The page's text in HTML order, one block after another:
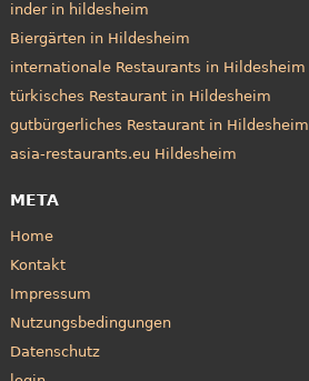
inder in hildesheim
Biergärten in Hildesheim
internationale Restaurants in Hildesheim
türkisches Restaurant in Hildesheim
gutbürgerliches Restaurant in Hildesheim
asia-restaurants.eu Hildesheim
META
Home
Kontakt
Impressum
Nutzungsbedingungen
Datenschutz